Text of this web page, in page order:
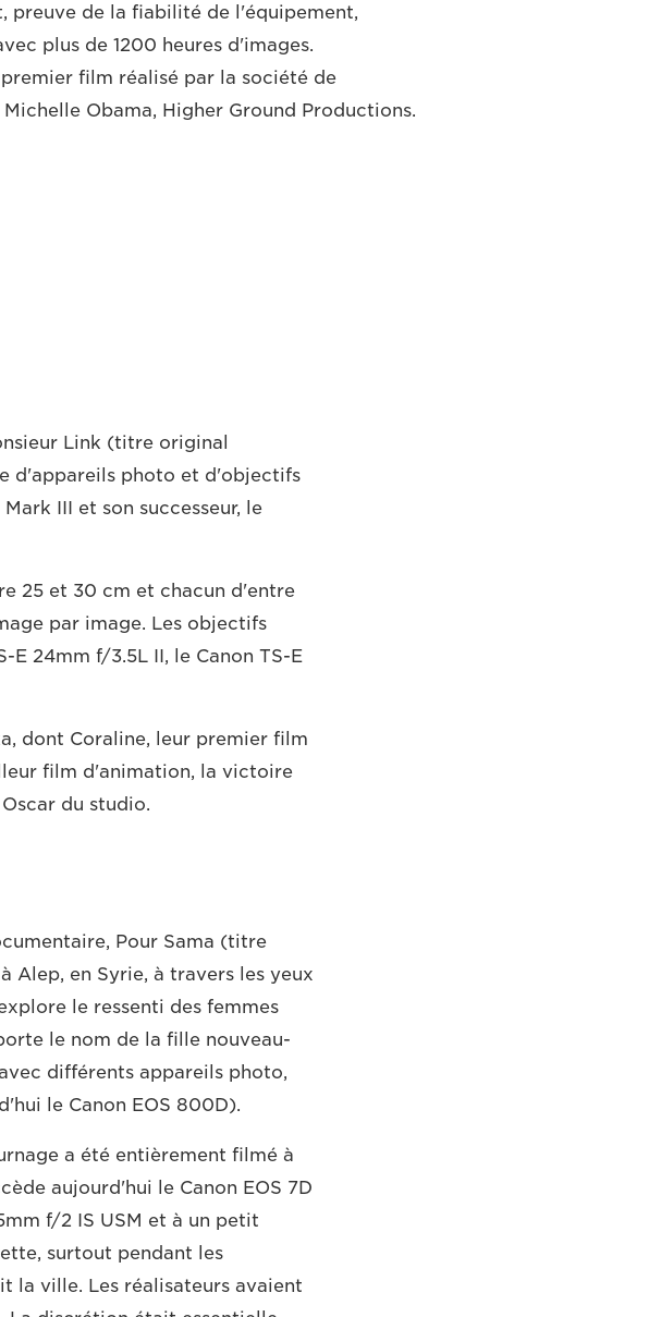
preuve de la fiabilité de l'équipement,
plus de 1200 heures d'images.
film réalisé par la société de
Obama, Higher Ground Productions.
Link (titre original
d'appareils photo et d'objectifs
III et son successeur, le
25 et 30 cm et chacun d'entre
par image. Les objectifs
E 24mm f/3.5L II, le Canon TS-E
dont Coraline, leur premier film
film d'animation, la victoire
du studio.
Pour Sama (titre
Alep, en Syrie, à travers les yeux
le ressenti des femmes
le nom de la fille nouveau-
différents appareils photo,
le Canon EOS 800D).
a été entièrement filmé à
aujourd'hui le Canon EOS 7D
f/2 IS USM et à un petit
surtout pendant les
la ville. Les réalisateurs avaient